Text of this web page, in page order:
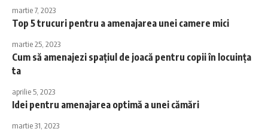
martie 7, 2023
Top 5 trucuri pentru a amenajarea unei camere mici
martie 25, 2023
Cum să amenajezi spațiul de joacă pentru copii în locuința
ta
aprilie 5, 2023
Idei pentru amenajarea optimă a unei cămări
martie 31, 2023